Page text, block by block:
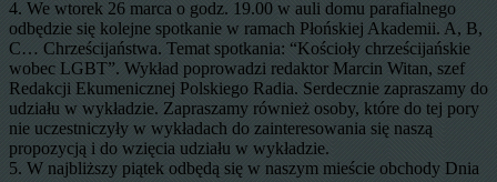
4. We wtorek 26 marca o godz. 19.00 w auli domu parafialnego
odbędzie się kolejne spotkanie w ramach Płońskiej Akademii. A, B,
C… Chrześcijaństwa. Temat spotkania: “Kościoły chrześcijańskie
wobec LGBT”. Wykład poprowadzi redaktor Marcin Witan, szef
Redakcji Ekumenicznej Polskiego Radia. Serdecznie zapraszamy do
udziału w wykładzie. Zapraszamy również osoby, które do tej pory
nie uczestniczyły w wykładach do zainteresowania się naszą
propozycją i do wzięcia udziału w wykładzie.
5. W najbliższy piątek odbędą się w naszym mieście obchody Dnia